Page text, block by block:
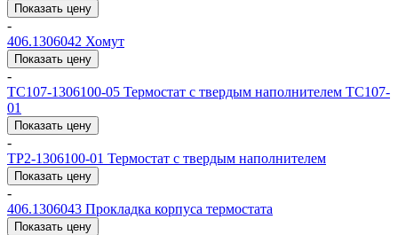
Показать цену
-
406.1306042 Хомут
Показать цену
-
ТС107-1306100-05 Термостат с твердым наполнителем ТС107-
01
Показать цену
-
ТР2-1306100-01 Термостат с твердым наполнителем
Показать цену
-
406.1306043 Прокладка корпуса термостата
Показать цену